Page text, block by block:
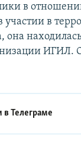
в
в
она
ИГИЛ.
вТелеграме